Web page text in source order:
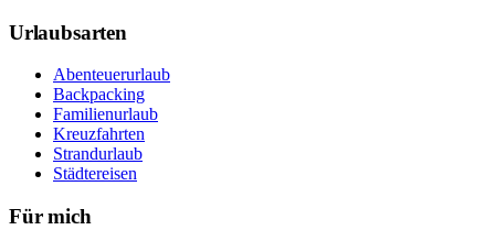
Urlaubsarten
Abenteuerurlaub
Backpacking
Familienurlaub
Kreuzfahrten
Strandurlaub
Städtereisen
Für mich